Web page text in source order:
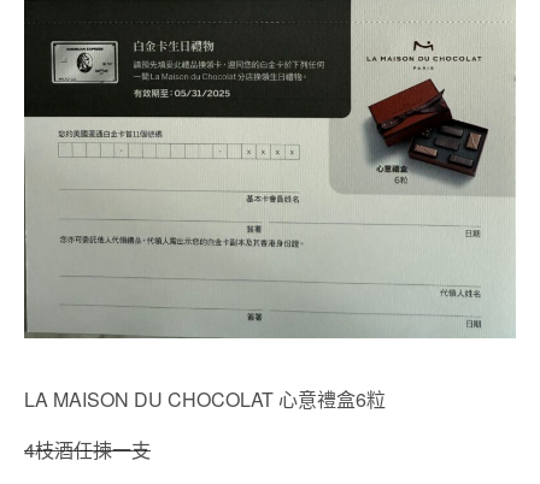
LA MAISON DU CHOCOLAT 心意禮盒6粒
4枝酒任揀一支